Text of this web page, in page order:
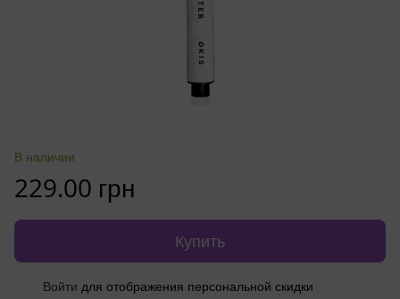
В наличии
229.00 грн
Купить
Войти для отображения персональной скидки